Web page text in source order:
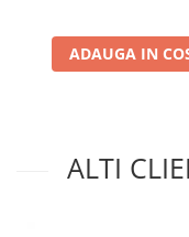
ADAUGA IN
ALTI